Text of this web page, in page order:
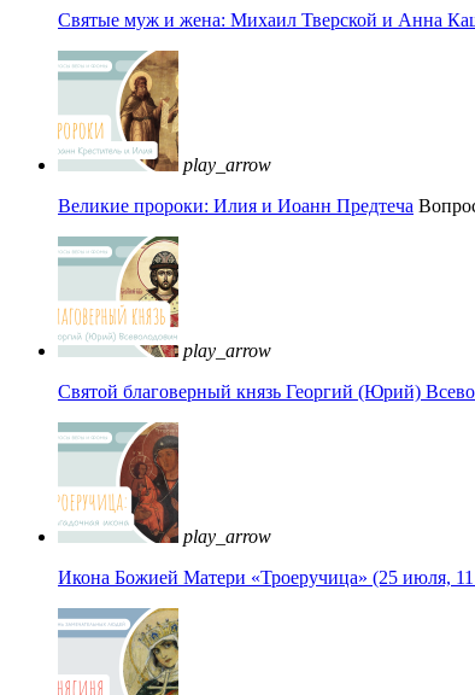
Святые муж и жена: Михаил Тверской и Анна
play_arrow
Великие пророки: Илия и Иоанн Предтеча
play_arrow
Святой благоверный князь Георгий (Юрий)
play_arrow
Икона Божией Матери «Троеручица» (25 июля,